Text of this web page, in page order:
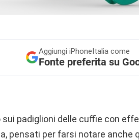
Aggiungi iPhoneItalia come
Fonte preferita su
sui padiglioni delle cuffie con
pensati per farsi notare anche